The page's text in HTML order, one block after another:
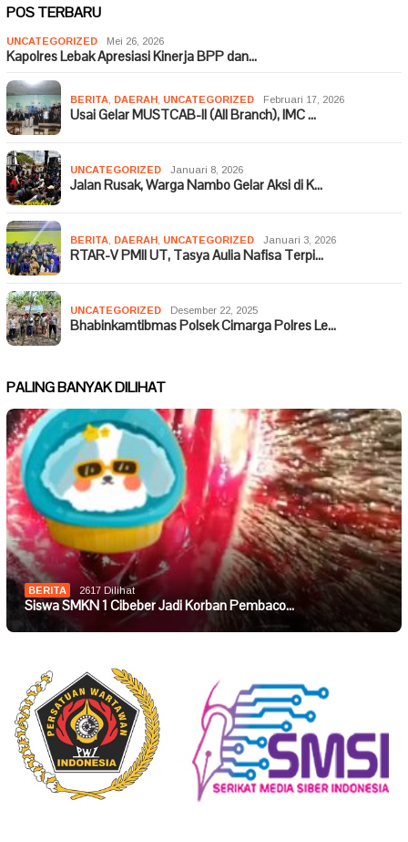
POS TERBARU
UNCATEGORIZED Mei 26, 2026
Kapolres Lebak Apresiasi Kinerja BPP dan…
BERITA DAERAH UNCATEGORIZED Februari 17, 2026
Usai Gelar MUSTCAB-II (All Branch), IMC …
UNCATEGORIZED Januari 8, 2026
Jalan Rusak, Warga Nambo Gelar Aksi di K…
BERITA DAERAH UNCATEGORIZED Januari 3, 2026
RTAR-V PMII UT, Tasya Aulia Nafisa Terpi…
UNCATEGORIZED Desember 22, 2025
Bhabinkamtibmas Polsek Cimarga Polres Le…
PALING BANYAK DILIHAT
BERITA 2617 Dilihat
Siswa SMKN 1 Cibeber Jadi Korban Pembaco…